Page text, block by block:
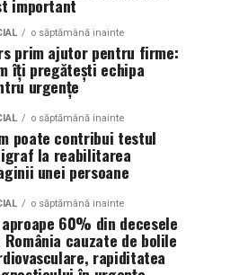
important
o săptămână inainte
prim ajutor pentru firme:
îți pregătești echipa
urgențe
o săptămână inainte
poate contribui testul
la reabilitarea
unei persoane
o săptămână inainte
aproape 60% din decesele
România cauzate de bolile
rapiditatea